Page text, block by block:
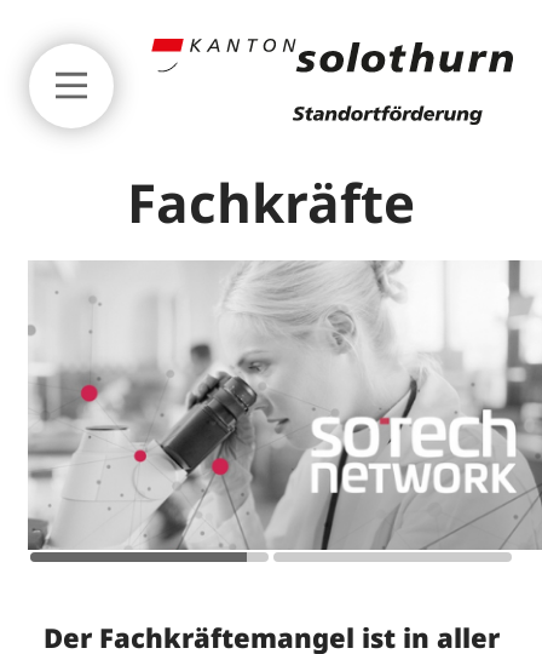
Services
Standortsuche
Finanzierung
Fachkräfte
Der Fachkräftemangel ist in aller